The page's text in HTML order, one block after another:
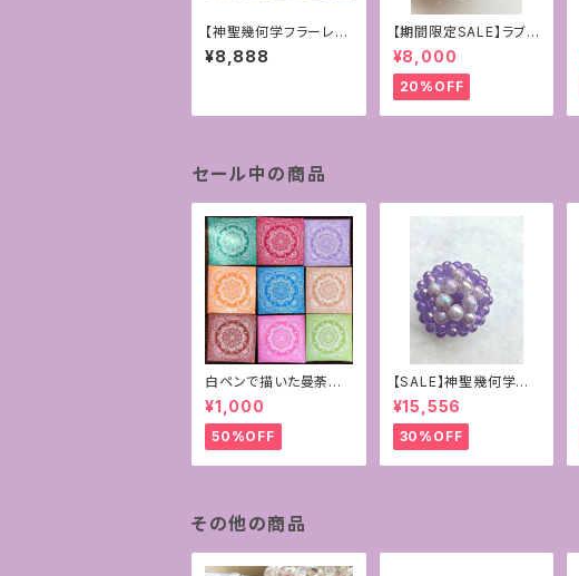
【神聖幾何学フラーレ
ン】テラヘルツ4mmパ
ワーストーン
¥8,888
【期間限定SALE】ラブラ
ドライト＊バッグチャー
ムやペンダントに＊神聖
幾何学フラーレン4mm
¥8,000
20%OFF
セール中の商品
白ペンで描いた曼荼羅
アート原画
¥1,000
50%OFF
【SALE】神聖幾何学フラ
ーレン~パープルカルセ
ドニー×ラベンダーアメ
ジスト10mm
¥15,556
30%OFF
その他の商品